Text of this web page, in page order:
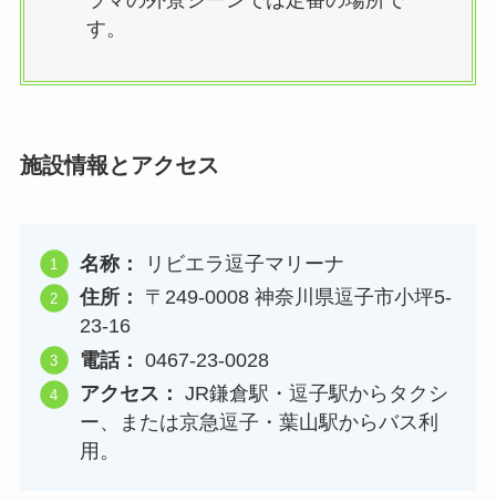
す。
施設情報とアクセス
名称：
リビエラ逗子マリーナ
住所：
〒249-0008 神奈川県逗子市小坪5-
23-16
電話： 0467-23-0028
アクセス： JR鎌倉駅・逗子駅からタクシ
ー、または京急逗子・葉山駅からバス利
用。